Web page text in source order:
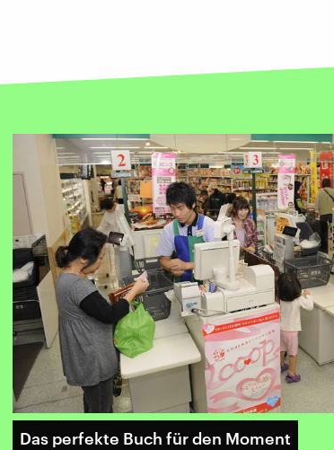
Das perfekte Buch für den Moment